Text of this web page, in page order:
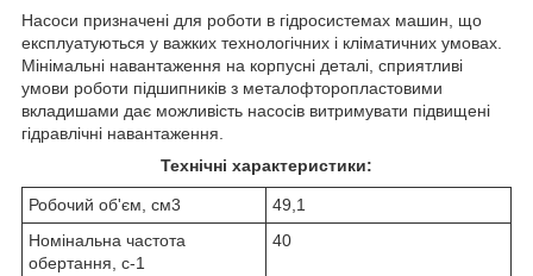
Насоси призначені для роботи в гідросистемах машин, що
експлуатуються у важких технологічних і кліматичних умовах.
Мінімальні навантаження на корпусні деталі, сприятливі
умови роботи підшипників з металофторопластовими
вкладишами дає можливість насосів витримувати підвищені
гідравлічні навантаження.
Технічні характеристики:
Робочий об'єм, см3
49,1
Номінальна частота
обертання, с-1
40